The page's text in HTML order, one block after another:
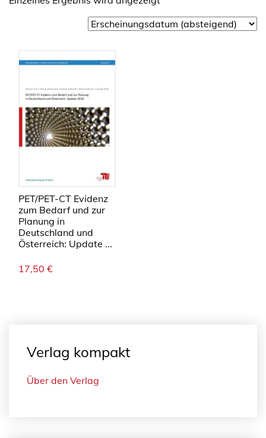
PET/PET-CT Evidenz
zum Bedarf und zur
Planung in
Deutschland und
Österreich: Update ...
17,50 €
Verlag kompakt
Über den Verlag